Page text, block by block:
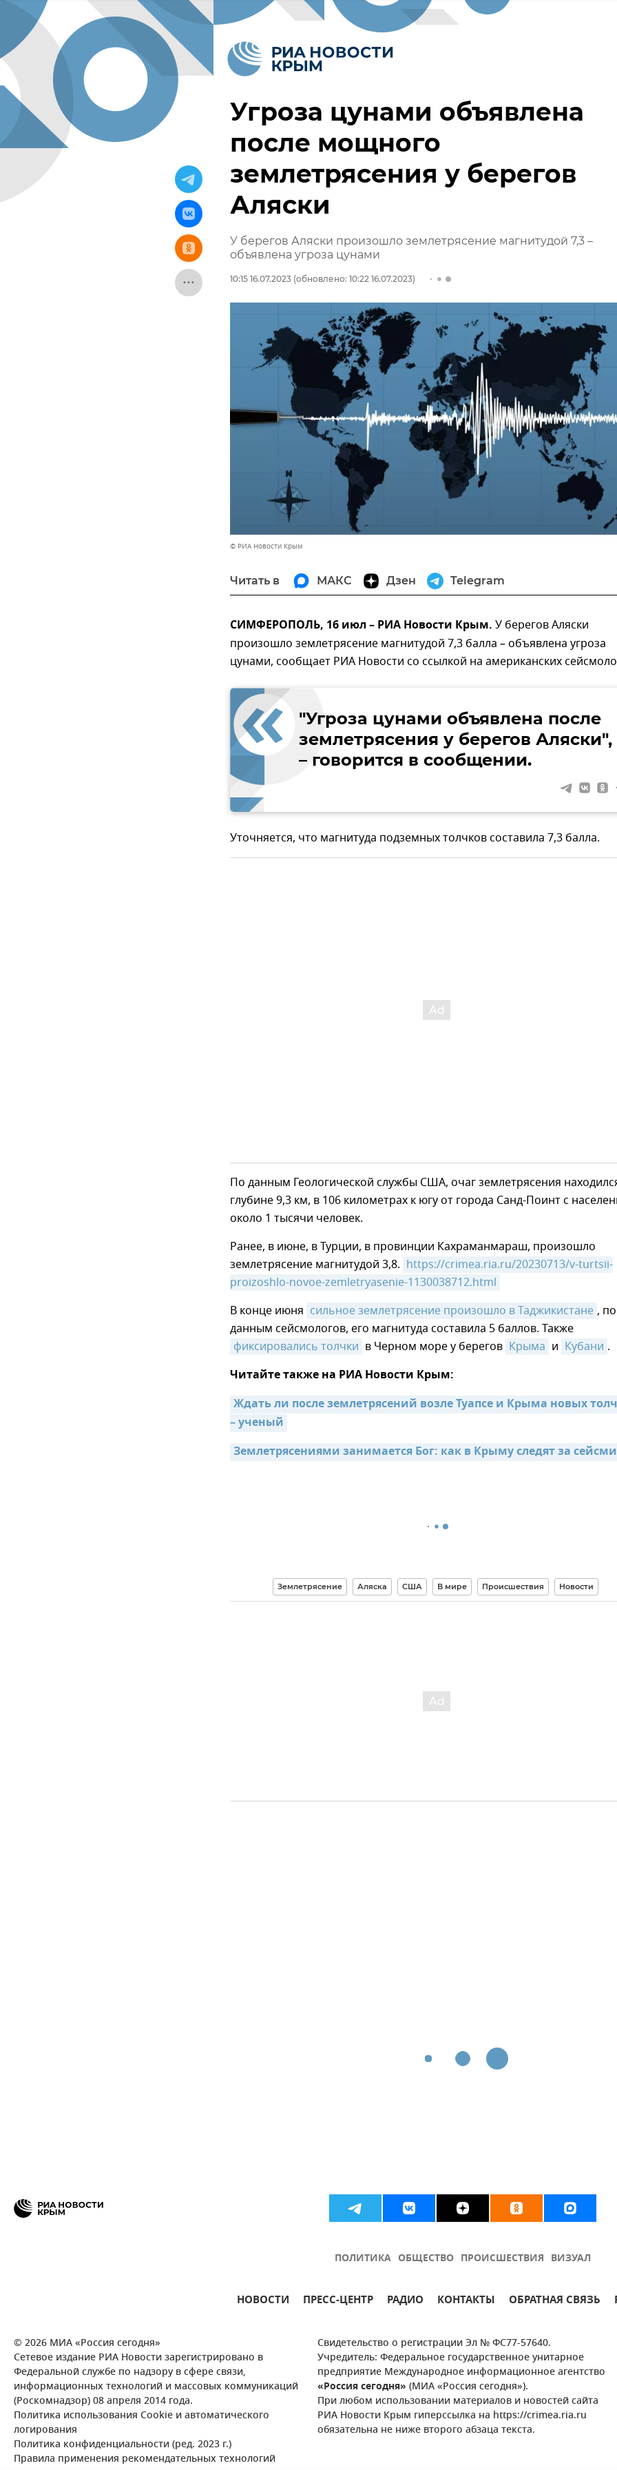
Угроза цунами объявлена
после мощного
землетрясения у берегов
Аляски
У берегов Аляски произошло землетрясение магнитудой 7,3 –
объявлена угроза цунами
10:15 16.07.2023 (обновлено: 10:22 16.07.2023)
© РИА Новости Крым
Читать в МАКС Дзен Telegram
СИМФЕРОПОЛЬ, 16 июл – РИА Новости Крым. У берегов Аляски
произошло землетрясение магнитудой 7,3 балла – объявлена угроза
цунами, сообщает РИА Новости со ссылкой на американских
"Угроза цунами объявлена после
землетрясения у берегов Аляски",
– говорится в сообщении.
Уточняется, что магнитуда подземных толчков составила 7,3 балла.
По данным Геологической службы США, очаг землетрясения
глубине 9,3 км, в 106 километрах к югу от города Санд-Поинт с
около 1 тысячи человек.
Ранее, в июне, в Турции, в провинции Кахраманмараш, произошло
землетрясение магнитудой 3,8. https://crimea.ria.ru/20230713/v-turtsii-
proizoshlo-novoe-zemletryasenie-1130038712.html
В конце июня сильное землетрясение произошло в Таджикистане , по
данным сейсмологов, его магнитуда составила 5 баллов. Также
фиксировались толчки в Черном море у берегов Крыма и Кубани .
Читайте также на РИА Новости Крым:
Ждать ли после землетрясений возле Туапсе и Крыма новых
– ученый
Землетрясениями занимается Бог: как в Крыму следят за
Землетрясение Аляска США В мире Происшествия Новости
ПОЛИТИКА ОБЩЕСТВО ПРОИСШЕСТВИЯ ВИЗУАЛ
НОВОСТИ ПРЕСС-ЦЕНТР РАДИО КОНТАКТЫ ОБРАТНАЯ СВЯЗЬ
© 2026 МИА «Россия сегодня»
Сетевое издание РИА Новости зарегистрировано в
Федеральной службе по надзору в сфере связи,
информационных технологий и массовых коммуникаций
(Роскомнадзор) 08 апреля 2014 года.
Политика использования Cookie и автоматического
логирования
Политика конфиденциальности (ред. 2023 г.)
Правила применения рекомендательных технологий
Свидетельство о регистрации Эл № ФС77-57640.
Учредитель: Федеральное государственное унитарное
предприятие Международное информационное агентство
«Россия сегодня» (МИА «Россия сегодня»).
При любом использовании материалов и новостей сайта
РИА Новости Крым гиперссылка на https://crimea.ria.ru
обязательна не ниже второго абзаца текста.